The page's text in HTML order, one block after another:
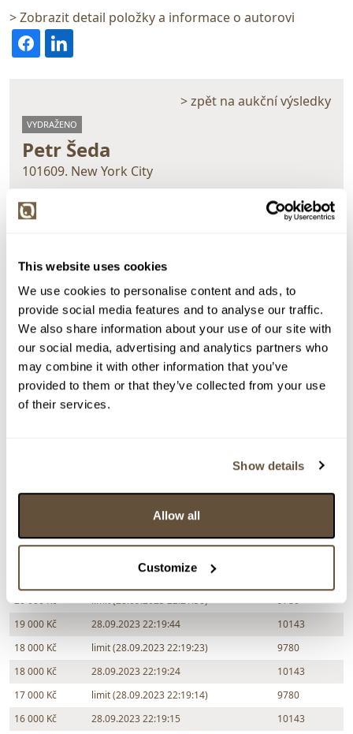
This website uses cookies
We use cookies to personalise content and ads, to
provide social media features and to analyse our traffic.
We also share information about your use of our site with
our social media, advertising and analytics partners who
may combine it with other information that you’ve
provided to them or that they’ve collected from your use
of their services.
Show details
Allow all
Customize
> Zobrazit detail položky a informace o autorovi
> zpět na aukční výsledky
VYDRAŽENO
Petr Šeda
101609. New York City
Dražba ukončena:
28.09.2023 22:29:09
3 000 Kč
Chcete prodat obraz od stejného autora?
> Zobrazit informaci jak prodat obraz v aukci
9780
28.09.2023 22:24:03
20 000 Kč
limit (28.09.2023 22:21:50)
9780
19 000 Kč
28.09.2023 22:19:44
10143
18 000 Kč
limit (28.09.2023 22:19:23)
9780
18 000 Kč
28.09.2023 22:19:24
10143
17 000 Kč
limit (28.09.2023 22:19:14)
9780
16 000 Kč
28.09.2023 22:19:15
10143